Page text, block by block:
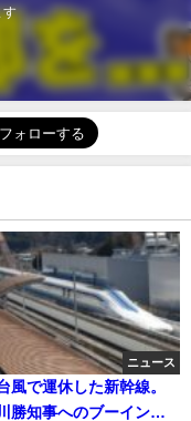
す
ニュース
風で運休した新幹線。
勝知事へのブーイング